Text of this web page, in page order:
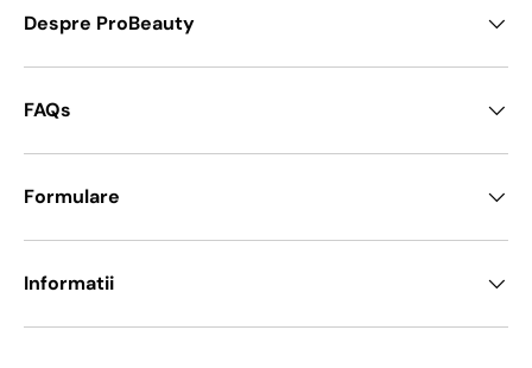
Despre ProBeauty
FAQs
Formulare
Informatii